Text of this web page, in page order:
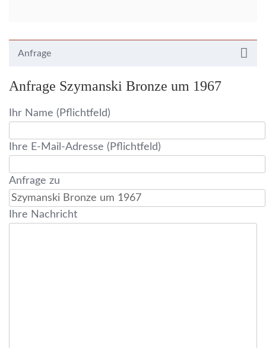
Anfrage
Anfrage Szymanski Bronze um 1967
Ihr Name (Pflichtfeld)
Ihre E-Mail-Adresse (Pflichtfeld)
Anfrage zu
Ihre Nachricht